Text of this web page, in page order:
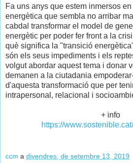
Fa uns anys que estem inmersos
energètica que sembla no arribar
cabdal transformar el model de
energètic per poder fer front a la
què significa la "transició
són els seus impediments i els
volgut abordar aquest tema i donar
demanen a la ciutadania
d'aquesta transformació que per
intrapersonal, relacional i
+ info
https://
ccm a divendres, de setembre 13, 2019